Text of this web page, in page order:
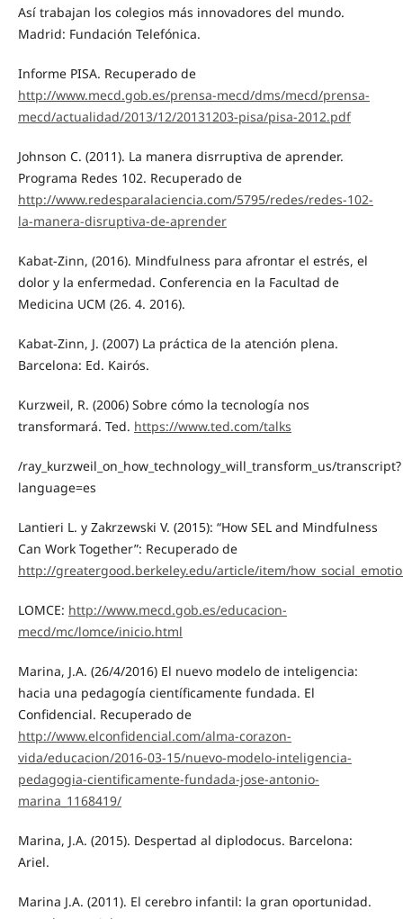
Así trabajan los colegios más innovadores del mundo.
Madrid: Fundación Telefónica.
Informe PISA. Recuperado de
http://www.mecd.gob.es/prensa-mecd/dms/mecd/prensa-
mecd/actualidad/2013/12/20131203-pisa/pisa-2012.pdf
Johnson C. (2011). La manera disrruptiva de aprender.
Programa Redes 102. Recuperado de
http://www.redesparalaciencia.com/5795/redes/redes-102-
la-manera-disruptiva-de-aprender
Kabat-Zinn, (2016). Mindfulness para afrontar el estrés, el
dolor y la enfermedad. Conferencia en la Facultad de
Medicina UCM (26. 4. 2016).
Kabat-Zinn, J. (2007) La práctica de la atención plena.
Barcelona: Ed. Kairós.
Kurzweil, R. (2006) Sobre cómo la tecnología nos
transformará. Ted. https://www.ted.com/talks
/ray_kurzweil_on_how_technology_will_transform_us/transcript?
language=es
Lantieri L. y Zakrzewski V. (2015): “How SEL and Mindfulness
Can Work Together”: Recuperado de
http://greatergood.berkeley.edu/article/item/
LOMCE: http://www.mecd.gob.es/educacion-
mecd/mc/lomce/inicio.html
Marina, J.A. (26/4/2016) El nuevo modelo de inteligencia:
hacia una pedagogía científicamente fundada. El
Confidencial. Recuperado de
http://www.elconfidencial.com/alma-corazon-
vida/educacion/2016-03-15/nuevo-modelo-inteligencia-
pedagogia-cientificamente-fundada-jose-antonio-
marina_1168419/
Marina, J.A. (2015). Despertad al diplodocus. Barcelona:
Ariel.
Marina J.A. (2011). El cerebro infantil: la gran oportunidad.